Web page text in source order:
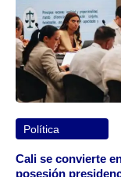
Política
Cali se convierte
posesión